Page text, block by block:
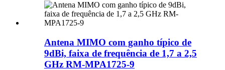
Antena MIMO com ganho típico de
9dBi, faixa de frequência de 1,7 a 2,5
GHz RM-MPA1725-9